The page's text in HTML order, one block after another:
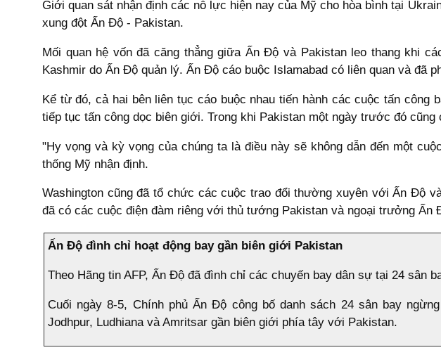
Giới quan sát nhận định các nỗ lực hiện nay của Mỹ cho hòa bình tại
xung đột Ấn Độ - Pakistan.
Mối quan hệ vốn đã căng thẳng giữa Ấn Độ và Pakistan leo thang khi
Kashmir do Ấn Độ quản lý. Ấn Độ cáo buộc Islamabad có liên quan và đã
Kể từ đó, cả hai bên liên tục cáo buộc nhau tiến hành các cuộc tấn
tiếp tục tấn công dọc biên giới. Trong khi Pakistan một ngày trước đó
"Hy vọng và kỳ vọng của chúng ta là điều này sẽ không dẫn đến một
thống Mỹ nhận định.
Washington cũng đã tổ chức các cuộc trao đổi thường xuyên với Ấn Độ
đã có các cuộc điện đàm riêng với thủ tướng Pakistan và ngoại trưởng
Ấn Độ đình chỉ hoạt động bay gần biên giới Pakistan
Theo Hãng tin AFP, Ấn Độ đã đình chỉ các chuyến bay dân sự tại 24 sân
Cuối ngày 8-5, Chính phủ Ấn Độ công bố danh sách 24 sân bay
Jodhpur, Ludhiana và Amritsar gần biên giới phía tây với Pakistan.